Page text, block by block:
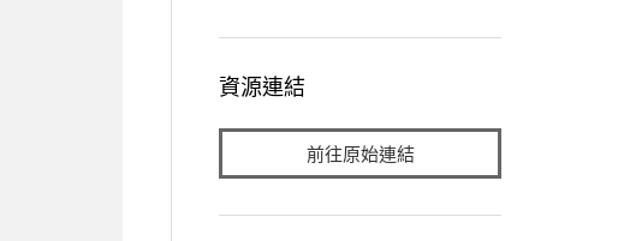
資源連結
前往原始連結